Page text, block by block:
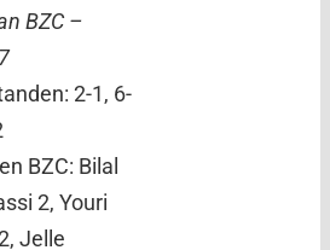
BZC –
2-1, 6-
BZC: Bilal
2, Youri
Jelle